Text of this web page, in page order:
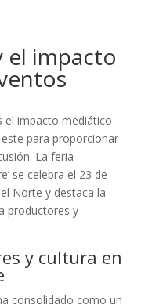
el impacto
el impacto mediático
para proporcionar
La feria
se celebra el 23 de
Norte y destaca la
productores y
y cultura en
consolidado como un